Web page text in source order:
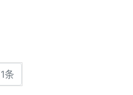
条